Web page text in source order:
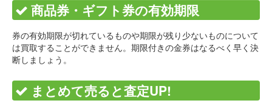
商品券・ギフト券の有効期限
券の有効期限が切れているものや期限が残り少ないものについて
は買取することができません。期限付きの金券はなるべく早く決
断しましょう。
まとめて売ると査定UP!